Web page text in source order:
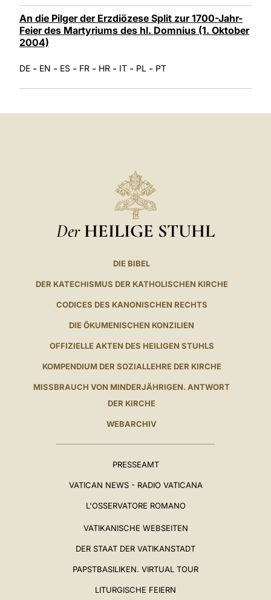
An die Pilger der Erzdiözese Split zur 1700-Jahr-
Feier des Martyriums des hl. Domnius (1. Oktober
2004)
DE - EN - ES - FR - HR - IT - PL - PT
Der HEILIGE STUHL
DIE BIBEL
DER KATECHISMUS DER KATHOLISCHEN KIRCHE
CODICES DES KANONISCHEN RECHTS
DIE ÖKUMENISCHEN KONZILIEN
OFFIZIELLE AKTEN DES HEILIGEN STUHLS
KOMPENDIUM DER SOZIALLEHRE DER KIRCHE
MISSBRAUCH VON MINDERJÄHRIGEN. ANTWORT
DER KIRCHE
WEBARCHIV
PRESSEAMT
VATICAN NEWS - RADIO VATICANA
L'OSSERVATORE ROMANO
VATIKANISCHE WEBSEITEN
DER STAAT DER VATIKANSTADT
PAPSTBASILIKEN. VIRTUAL TOUR
LITURGISCHE FEIERN